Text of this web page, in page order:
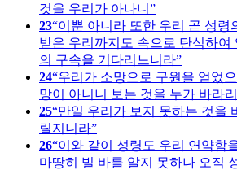
것을 우리가 아나니
23 이뿐 아니라 또한 우리 곧 성령
받은 우리까지도 속으로 탄식하여
의 구속을 기다리느니라
24 우리가 소망으로 구원을 얻었
망이 아니니 보는 것을 누가 바라
25 만일 우리가 보지 못하는 것을
릴지니라
26 이와 같이 성령도 우리 연약함
마땅히 빌 바를 알지 못하나 오직